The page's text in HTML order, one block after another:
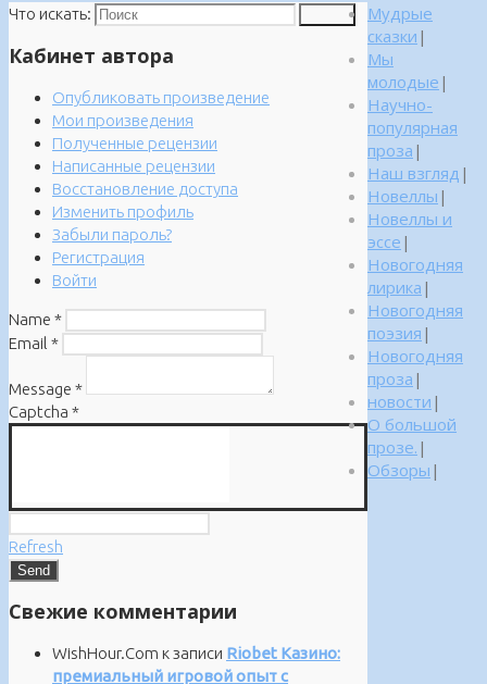
Что искать:
Кабинет автора
Опубликовать произведение
Мои произведения
Полученные рецензии
Написанные рецензии
Восстановление доступа
Изменить профиль
Забыли пароль?
Регистрация
Войти
Name *
Email *
Message *
Captcha *
Refresh
Свежие комментарии
WishHour.Com к записи Riobet Казино:
премиальный игровой опыт с
Мудрые
сказки |
Мы
молодые |
Научно-
популярная
проза |
Наш взгляд |
Новеллы |
Новеллы и
эссе |
Новогодняя
лирика |
Новогодняя
поэзия |
Новогодняя
проза |
новости |
О большой
прозе. |
Обзоры |